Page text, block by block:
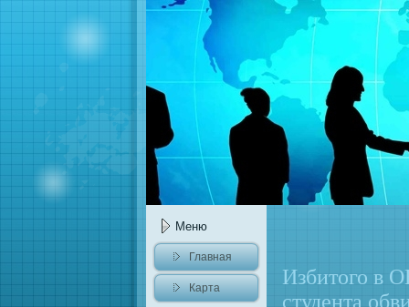
Меню
Главнaя
Карта
Избитого в
студента